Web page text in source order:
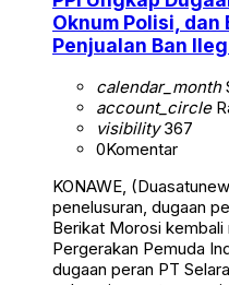
Oknum Polisi, dan
Penjualan Ban
calendar_month
account_circle
visibility367
0Komentar
KONAWE,
penelusuran, dugaan
Berikat Morosi kembali
Pergerakan Pemuda
dugaan peran PT